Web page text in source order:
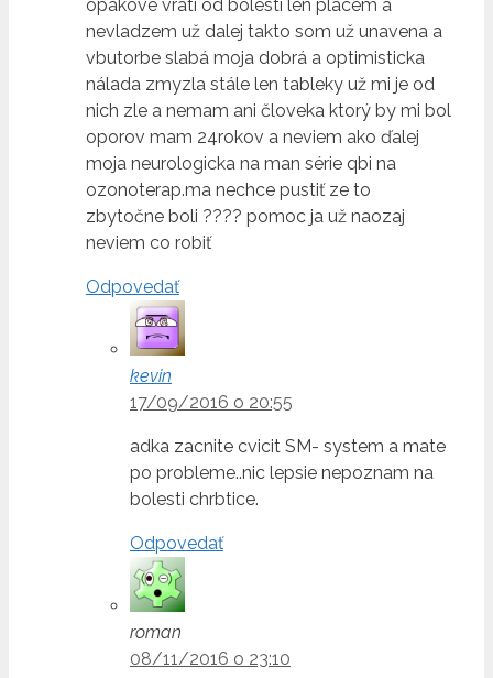
opakove vrati od bolesti len placem a
nevladzem už dalej takto som už unavena a
vbutorbe slabá moja dobrá a optimisticka
nálada zmyzla stále len tableky už mi je od
nich zle a nemam ani človeka ktorý by mi bol
oporov mam 24rokov a neviem ako ďalej
moja neurologicka na man série qbi na
ozonoterap.ma nechce pustiť ze to
zbytočne boli ???? pomoc ja už naozaj
neviem co robiť
Odpovedať
kevin
17/09/2016 o 20:55
adka zacnite cvicit SM- system a mate
po probleme..nic lepsie nepoznam na
bolesti chrbtice.
Odpovedať
roman
08/11/2016 o 23:10